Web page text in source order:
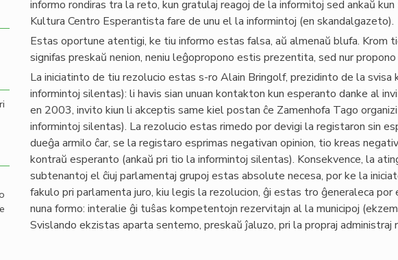
informo rondiras tra la reto, kun gratulaj reagoj de la informitoj sed ankaŭ
Kultura Centro Esperantista fare de unu el la informintoj (en skandalgazeto).
Estas oportune atentigi, ke tiu informo estas falsa, aŭ almenaŭ blufa. Krom
signifas preskaŭ nenion, neniu leĝopropono estis prezentita, sed nur
La iniciatinto de tiu rezolucio estas s-ro Alain Bringolf, prezidinto de la svisa
informintoj silentas): li havis sian unuan kontakton kun esperanto danke al
en 2003, invito kiun li akceptis same kiel postan ĉe Zamenhofa Tago
informintoj silentas). La rezolucio estas rimedo por devigi la registaron sin
dueĝa armilo ĉar, se la registaro esprimas negativan opinion, tio kreas
kontraŭ esperanto (ankaŭ pri tio la informintoj silentas). Konsekvence, la
subtenantoj el ĉiuj parlamentaj grupoj estas absolute necesa, por ke la
fakulo pri parlamenta juro, kiu legis la rezolucion, ĝi estas tro ĝeneraleca
nuna formo: interalie ĝi tuŝas kompetentojn rezervitajn al la municipoj
Svislando ekzistas aparta sentemo, preskaŭ ĵaluzo, pri la propraj administraj